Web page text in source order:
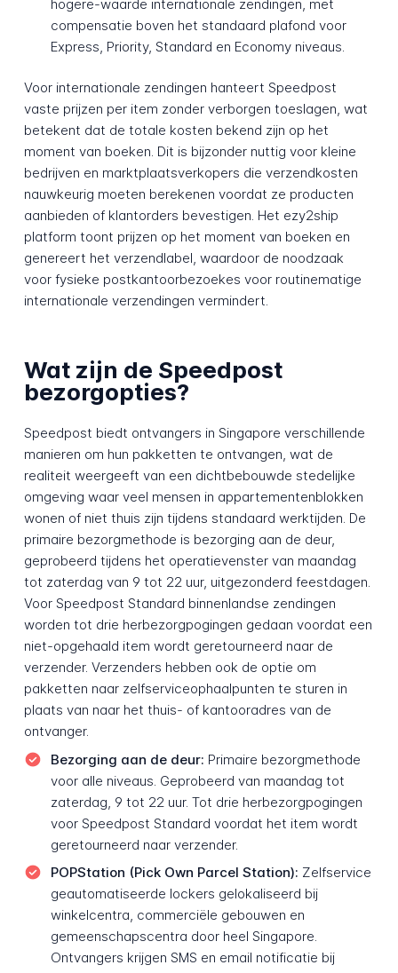
hogere-waarde internationale zendingen, met
compensatie boven het standaard plafond voor
Express, Priority, Standard en Economy niveaus.
Voor internationale zendingen hanteert Speedpost
vaste prijzen per item zonder verborgen toeslagen, wat
betekent dat de totale kosten bekend zijn op het
moment van boeken. Dit is bijzonder nuttig voor kleine
bedrijven en marktplaatsverkopers die verzendkosten
nauwkeurig moeten berekenen voordat ze producten
aanbieden of klantorders bevestigen. Het ezy2ship
platform toont prijzen op het moment van boeken en
genereert het verzendlabel, waardoor de noodzaak
voor fysieke postkantoorbezoekes voor routinematige
internationale verzendingen vermindert.
Wat zijn de Speedpost
bezorgopties?
Speedpost biedt ontvangers in Singapore verschillende
manieren om hun pakketten te ontvangen, wat de
realiteit weergeeft van een dichtbebouwde stedelijke
omgeving waar veel mensen in appartementenblokken
wonen of niet thuis zijn tijdens standaard werktijden. De
primaire bezorgmethode is bezorging aan de deur,
geprobeerd tijdens het operatievenster van maandag
tot zaterdag van 9 tot 22 uur, uitgezonderd feestdagen.
Voor Speedpost Standard binnenlandse zendingen
worden tot drie herbezorgpogingen gedaan voordat een
niet-opgehaald item wordt geretourneerd naar de
verzender. Verzenders hebben ook de optie om
pakketten naar zelfserviceophaalpunten te sturen in
plaats van naar het thuis- of kantooradres van de
ontvanger.
Bezorging aan de deur: Primaire bezorgmethode
voor alle niveaus. Geprobeerd van maandag tot
zaterdag, 9 tot 22 uur. Tot drie herbezorgpogingen
voor Speedpost Standard voordat het item wordt
geretourneerd naar verzender.
POPStation (Pick Own Parcel Station): Zelfservice
geautomatiseerde lockers gelokaliseerd bij
winkelcentra, commerciële gebouwen en
gemeenschapscentra door heel Singapore.
Ontvangers krijgen SMS en email notificatie bij